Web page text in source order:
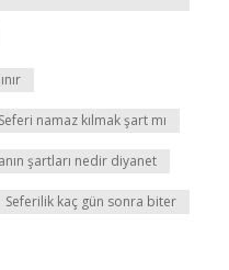
Seferi namaz kılmak şart mı
şartları nedir diyanet
Seferilik kaç gün sonra biter